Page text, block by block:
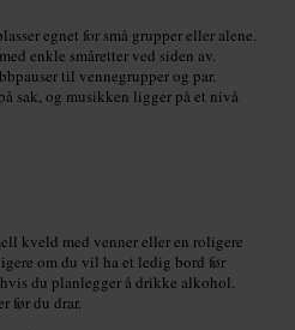
egnet for små grupper eller alene.
enkle småretter ved siden av.
til vennegrupper og par.
sak, og musikken ligger på et nivå
kveld med venner eller en roligere
om du vil ha et ledig bord før
du planlegger å drikke alkohol.
før du drar.